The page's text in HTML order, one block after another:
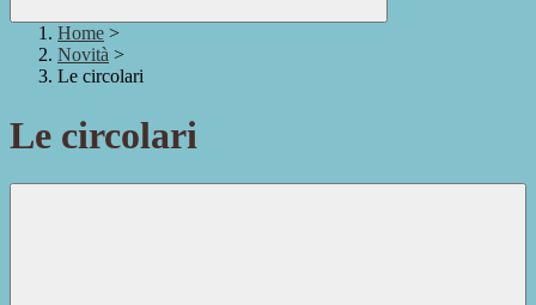
Home >
Novità >
Le circolari
Le circolari